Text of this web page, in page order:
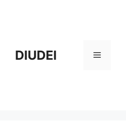
DIUDEI Menu